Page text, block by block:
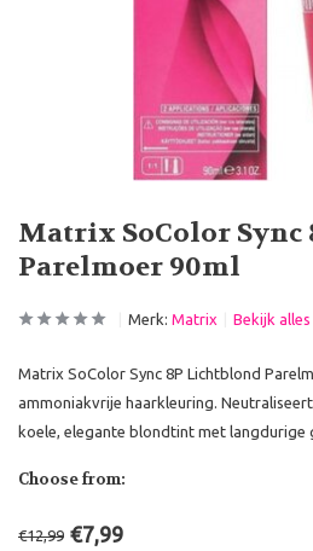
Matrix SoColor Sync
Parelmoer 90ml
Merk: Matrix Bekijk
Matrix SoColor Sync 8P Lichtblond
ammoniakvrije haarkleuring.
koele, elegante blondtint met langdurige
Choose from:
€12,99 €7,99